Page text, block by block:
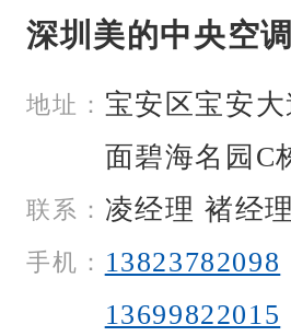
深圳美的中央空
地址： 宝安区宝安
面碧海名园C
联系： 凌经理 褚经理
手机： 13823782098
13699822015